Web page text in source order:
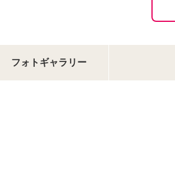
フォトギャラリー